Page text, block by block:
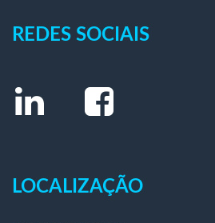
REDES SOCIAIS
LOCALIZAÇÃO